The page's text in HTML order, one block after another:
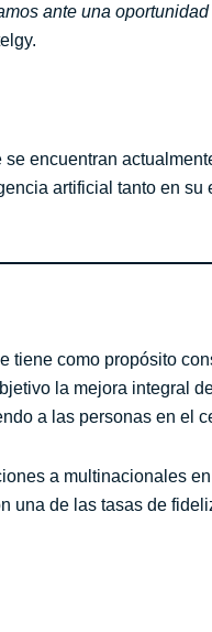
ante una
encuentran
artificial tanto en su
tiene como propósito
la mejora integral
a las personas en el
a multinacionales
una de las tasas de